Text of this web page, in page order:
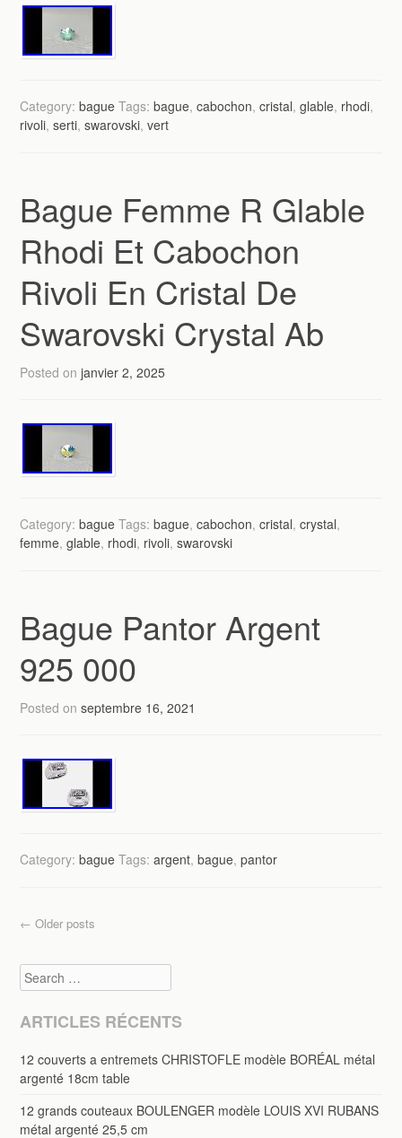
Category:bague Tags:bague,cabochon,cristal,glable, rhodi,
rivoli,serti,swarovski,vert
Bague Femme R Glable
Rhodi Et Cabochon
Rivoli En Cristal De
Swarovski Crystal Ab
Posted onjanvier 2, 2025
Category:bague Tags:bague,cabochon,cristal,crystal,
femme,glable, rhodi, rivoli,swarovski
Bague Pantor Argent
925 000
Posted onseptembre 16, 2021
Category:bague Tags:argent,bague,pantor
Post navigation
← Older posts
Search
ARTICLES RÉCENTS
12 couverts a entremets CHRISTOFLE modèle BORÉAL métal
argenté 18cm table
12 grands couteaux BOULENGER modèle LOUIS XVI RUBANS
métal argenté 25,5 cm